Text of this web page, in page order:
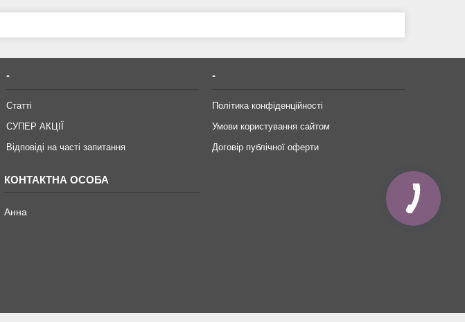
-
Статті
СУПЕР АКЦІЇ
Відповіді на часті запитання
-
Політика конфіденційності
Умови користування сайтом
Договір публічної оферти
Анна